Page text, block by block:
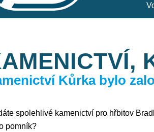
Kůrka bylo
spolehlivé kamenictví pro hřbitov
pomník?